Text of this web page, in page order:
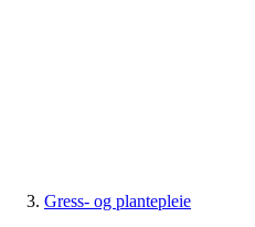
Gress- og plantepleie